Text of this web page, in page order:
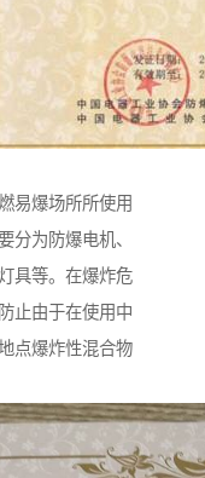
易爆场所所使用
分为防爆电机、
具等。在爆炸危
止由于在使用中
点爆炸性混合物